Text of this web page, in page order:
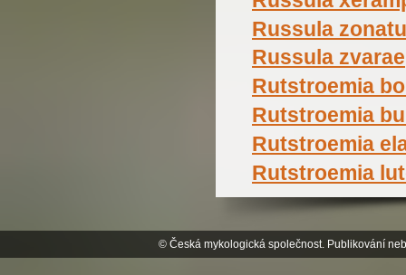
Russula
Russula zvarae
Rutstroemia
Rutstroemia
Rutstroemia
Rutstroemia
© Česká mykologická společnost. Publikování